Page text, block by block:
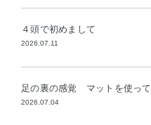
４頭で初めまして
2026.07.11
足の裏の感覚 マットを使って
2026.07.04